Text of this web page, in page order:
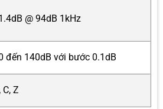
@ 94dB 1kHz
đến 140dB với bước 0.1dB
C, Z